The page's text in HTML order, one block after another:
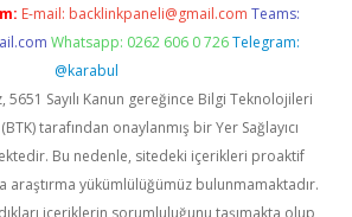
E-mail: backlinkpaneli@gmail.com Teams:
Whatsapp: 0262 606 0 726 Telegram:
@karabul
5651 Sayılı Kanun gereğince Bilgi Teknolojileri
tarafından onaylanmış bir Yer Sağlayıcı
Bu nedenle, sitedeki içerikleri proaktif
araştırma yükümlülüğümüz bulunmamaktadır.
içeriklerin sorumluluğunu taşımakta olup,